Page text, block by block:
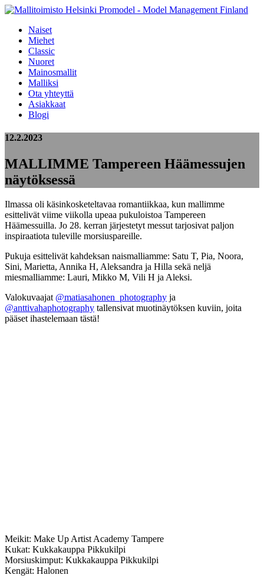
Naiset
Miehet
Classic
Nuoret
Mainosmallit
Malliksi
Ota yhteyttä
Asiakkaat
Blogi
12.2.2023
MALLIMME Tampereen Häämessujen
näytöksessä
Ilmassa oli käsinkosketeltavaa romantiikkaa, kun mallimme
esittelivät viime viikolla upeaa pukuloistoa Tampereen
Häämessuilla. Jo 28. kerran järjestetyt messut tarjosivat paljon
inspiraatiota tuleville morsiuspareille.
Pukuja esittelivät kahdeksan naismalliamme: Satu T, Pia, Noora,
Sini, Marietta, Annika H, Aleksandra ja Hilla sekä neljä
miesmalliamme: Lauri, Mikko M, Vili H ja Aleksi.
Valokuvaajat @matiasahonen_photography ja
@anttivahaphotography tallensivat muotinäytöksen kuviin, joita
pääset ihastelemaan tästä!
Meikit: Make Up Artist Academy Tampere
Kukat: Kukkakauppa Pikkukilpi
Morsiuskimput: Kukkakauppa Pikkukilpi
Kengät: Halonen